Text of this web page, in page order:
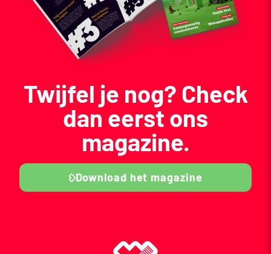
Twijfel je nog? Check
dan eerst ons
magazine.
Download het magazine